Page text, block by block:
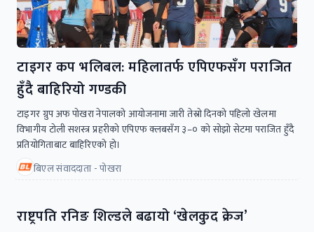
टाइगर कप भलिबल: महिलातर्फ एपिएफसँग पराजित
हुँदै बाहिरियो गण्डकी
टाइगर ग्रुप अफ पोखरा नेपालको आयोजनामा जारी तेस्राे दिनको पहिलो खेलमा
विभागीय टोली सशस्त्र प्रहरीको एपिएफ क्लबसँग ३–० काे सोझो सेटमा पराजित हुँदै
प्रतियोगिताबाट बाहिरिएको हो।
बिएल संवाददाता - पोखरा
राष्ट्रपति रनिङ शिल्डले बढायो ‘खेलकुद क्रेज’